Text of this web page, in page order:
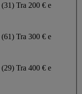
(31) Tra 200 € e
(61) Tra 300 € e
(29) Tra 400 € e